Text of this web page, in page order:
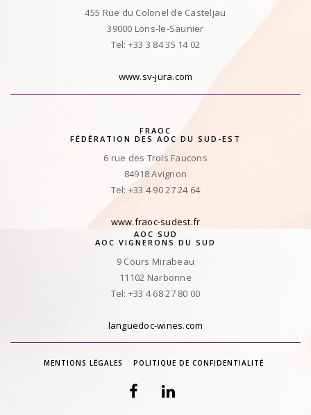
455 Rue du Colonel de Casteljau
39000 Lons-le-Saunier
Tel: +33 3 84 35 14 02
www.sv-jura.com
FRAOC
FÉDÉRATION DES AOC DU SUD-EST
6 rue des Trois Faucons
84918 Avignon
Tel: +33 4 90 27 24 64
www.fraoc-sudest.fr
AOC SUD
AOC VIGNERONS DU SUD
9 Cours Mirabeau
11102 Narbonne
Tel: +33 4 68 27 80 00
languedoc-wines.com
MENTIONS LÉGALES POLITIQUE DE CONFIDENTIALITÉ